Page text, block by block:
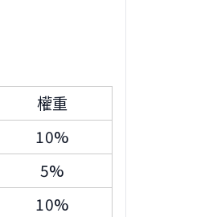
權重
10%
5%
10%